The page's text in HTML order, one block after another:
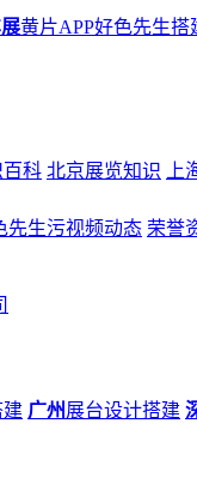
黄片APP好色先生搭
百科 北京展览知识 上
先生污视频动态 荣誉
建 广州展台设计搭建